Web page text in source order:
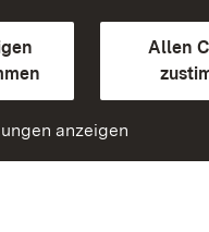
Allen
anzeigen
Leichte Sprache
Seiten)